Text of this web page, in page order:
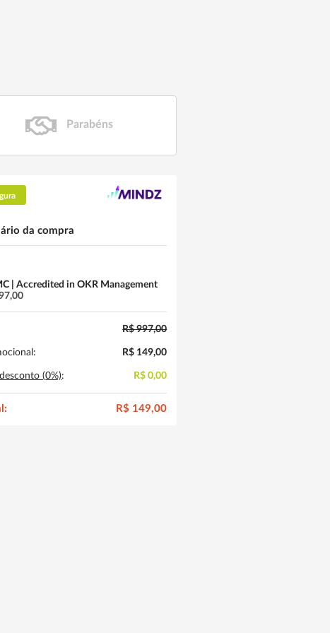
Parabéns
da compra
| Accredited in OKR Management
R$ 997,00
R$ 149,00
(0%): R$ 0,00
R$ 149,00